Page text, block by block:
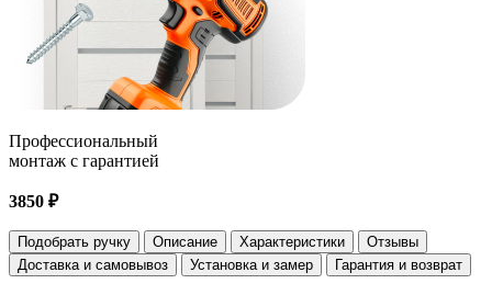
Профессиональный
монтаж с гарантией
3850 ₽
Подобрать ручку Описание Характеристики
Отзывы
Доставка и самовывоз
Установка и замер Гарантия и возврат